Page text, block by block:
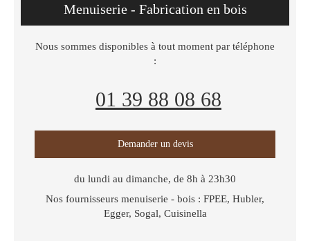
Menuiserie - Fabrication en bois
Nous sommes disponibles à tout moment par téléphone
:
01 39 88 08 68
Demander un devis
du lundi au dimanche, de 8h à 23h30
Nos fournisseurs menuiserie - bois : ​FPEE, Hubler,
Egger, Sogal, Cuisinella